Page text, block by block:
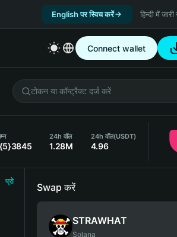
English पर स्विच करें हिन्दी में
Connect wallet
24h वॉल
1.28M
24h वॉल(USDT)
4.96
प्रो
Swap करें
STRAWHAT
Solana